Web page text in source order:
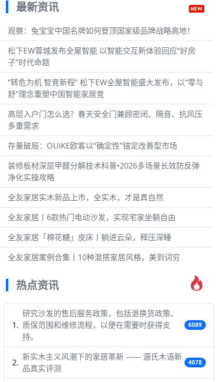
最新资讯
观察：兔宝宝中国名牌如何登顶国家级品牌战略高地！
松下EW蓉城发布全屋智能 以智能交互新体验回应“好房
子”时代命题
“转危为机 智竞新程” 松下EW全屋智能盛大发布，以“零与
舒”理念重塑中国智能家居竞
高层入户门怎么选？春天安全门兼顾密闭、隔音、抗风压
多重需求
存量破局：OUiKE欧客以“确定性”锚定改善型市场
装修板材深层甲醛分解技术科普•2026多场景长效防反弹
净化实操攻略
全友家居实木新品上市，全实木，才是真自然
全友家居丨6款热门电动沙发，实现宅家坐躺自由
全友家居「棉花糖」皮床丨躺进云朵，释压深睡
全友家居案例合集丨10种混搭家居风格，美到词穷
热点资讯
研究沙发的售后服务政策，包括退换货政策、
质保范围和维修流程，以便在需要时获得支
持。
6089
新实木主义风潮下的家居革新 —— 源氏木语新
品真实评测
4078